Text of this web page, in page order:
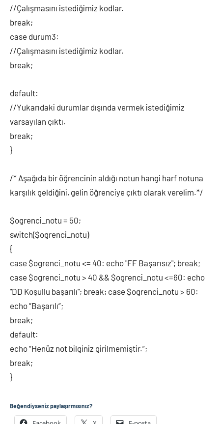
//Çalışmasını istediğimiz kodlar.
break;
case durum3:
//Çalışmasını istediğimiz kodlar.
break;
default:
//Yukarıdaki durumlar dışında vermek istediğimiz
varsayılan çıktı.
break;
}
/* Aşağıda bir öğrencinin aldığı notun hangi harf notuna
karşılık geldiğini, gelin öğrenciye çıktı olarak verelim.*/
$ogrenci_notu = 50;
switch($ogrenci_notu)
{
case $ogrenci_notu <= 40: echo "FF Başarısız"; break;
case $ogrenci_notu > 40 && $ogrenci_notu <=60: echo
"DD Koşullu başarılı"; break; case $ogrenci_notu > 60:
echo “Başarılı”;
break;
default:
echo “Henüz not bilginiz girilmemiştir.”;
break;
}
Beğendiyseniz paylaşırmısınız?